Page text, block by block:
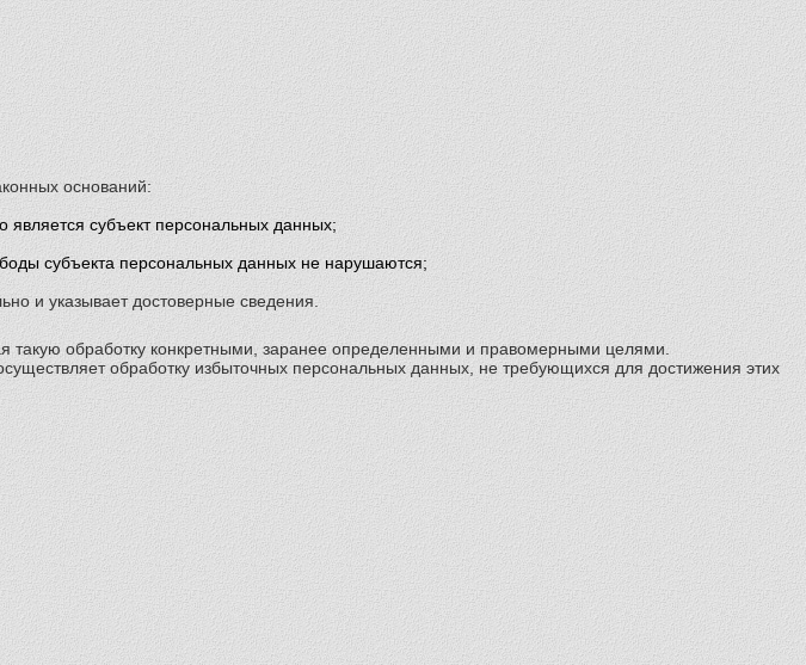
оснований:
является субъект персональных данных;
субъекта персональных данных не нарушаются;
и указывает достоверные сведения.
такую обработку конкретными, заранее определенными и правомерными целями.
обработку избыточных персональных данных, не требующихся для достижения этих